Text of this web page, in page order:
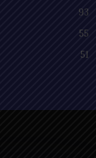
93
55
51